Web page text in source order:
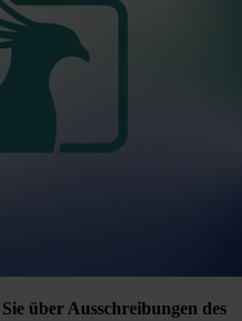
über Ausschreibungen des